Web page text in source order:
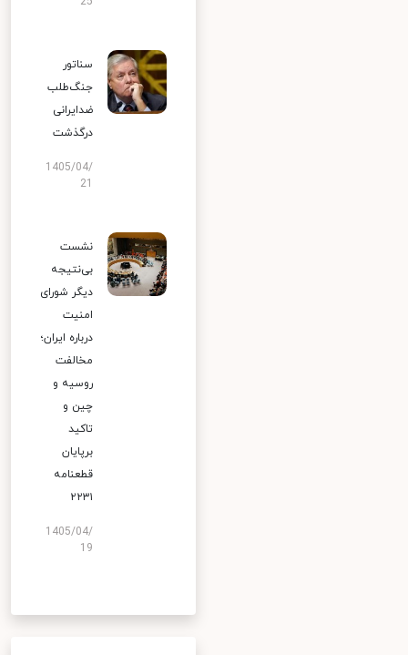
سناتور
جنگ‌طلب
ضدایرانی
درگذشت
1405/04/
نشست
بی‌نتیجه
دیگر شورای
امنیت
درباره ایران؛
مخالفت
روسیه و
چین و
تاکید
برپایان
قطعنامه
۲۲۳۱
1405/04/
19